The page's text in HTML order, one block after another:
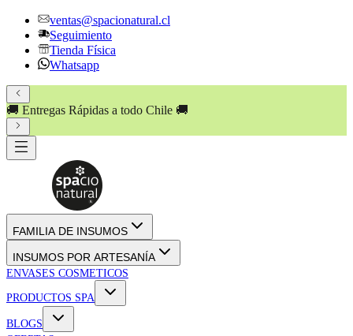
ventas@spacionatural.cl
Seguimiento
Tienda Física
Whatsapp
🚚 Entregas Rápidas a todo Chile 🚚
FAMILIA DE INSUMOS
INSUMOS POR ARTESANÍA
ENVASES COSMETICOS
PRODUCTOS SPA
BLOGS